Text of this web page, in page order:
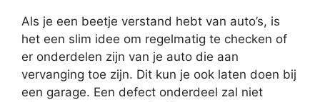
Als je een beetje verstand hebt van auto’s, is
het een slim idee om regelmatig te checken of
er onderdelen zijn van je auto die aan
vervanging toe zijn. Dit kun je ook laten doen bij
een garage. Een defect onderdeel zal niet